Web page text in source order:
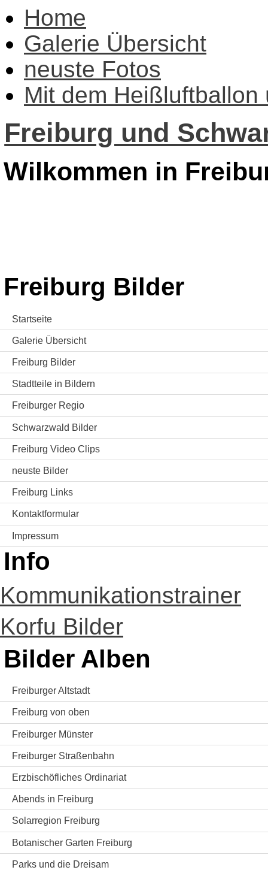
Home
Galerie Übersicht
neuste Fotos
Mit dem Heißluftballon
Freiburg und
Wilkommen in
Freiburg Bilder
Startseite
Galerie Übersicht
Freiburg Bilder
Stadtteile in Bildern
Freiburger Regio
Schwarzwald Bilder
Freiburg Video Clips
neuste Bilder
Freiburg Links
Kontaktformular
Impressum
Info
Kommunikationstrainer
Korfu Bilder
Bilder Alben
Freiburger Altstadt
Freiburg von oben
Freiburger Münster
Freiburger Straßenbahn
Erzbischöfliches Ordinariat
Abends in Freiburg
Solarregion Freiburg
Botanischer Garten Freiburg
Parks und die Dreisam